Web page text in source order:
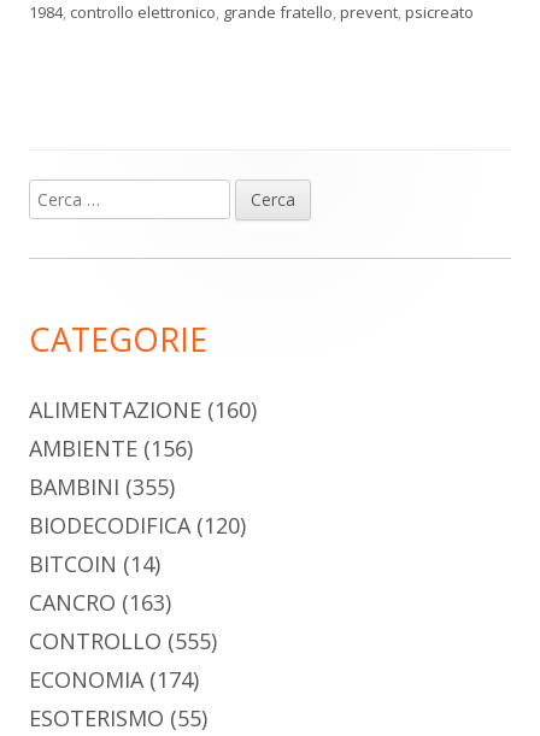
1984, controllo elettronico, grande fratello,prevent,psicreato
Barra
laterale
Ricerca
per:
CATEGORIE
ALIMENTAZIONE (160)
AMBIENTE (156)
BAMBINI (355)
BIODECODIFICA (120)
BITCOIN (14)
CANCRO (163)
CONTROLLO (555)
ECONOMIA (174)
ESOTERISMO (55)